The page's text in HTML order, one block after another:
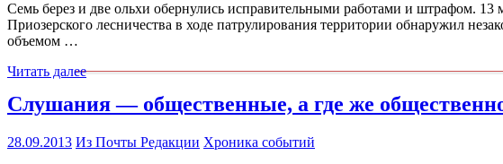
Семь берез и две ольхи обернулись исправительными работами и штрафом. 13
Приозерского лесничества в ходе патрулирования территории обнаружил
объемом …
Читать далее
Слушания — общественные, а где же
28.09.2013 Из Почты Редакции Хроника событий